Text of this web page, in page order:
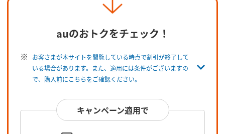
auのおトクをチェック！
お客さまが本サイトを閲覧している時点で割引が終了して
いる場合があります。また、適用には条件がございますの
で、購入前にこちらをご確認ください。
キャンペーン適用で